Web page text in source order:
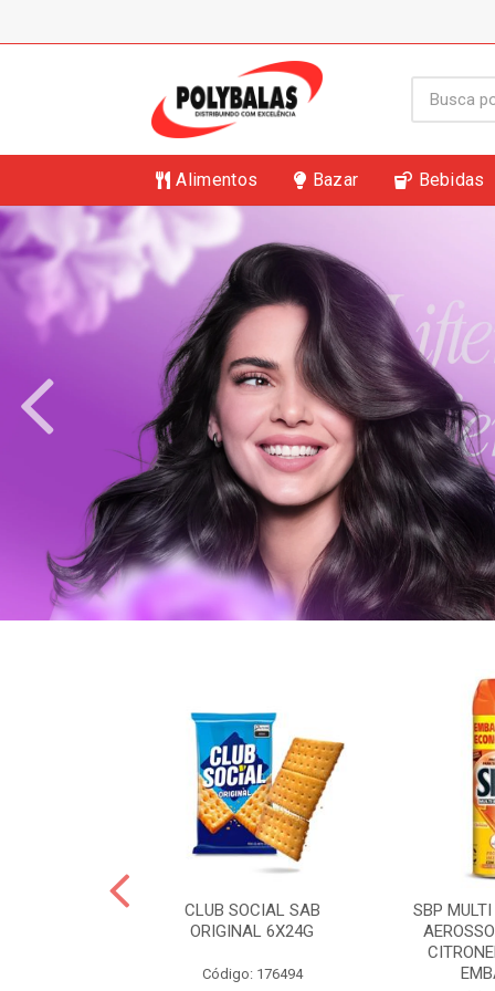
Alimentos Bazar Bebidas
CLUB SOCIAL SAB
ORIGINAL 6X24G
Código: 176494
SBP